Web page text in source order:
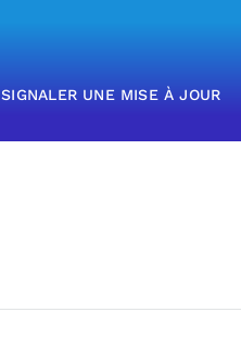
SIGNALER UNE MISE À JOUR